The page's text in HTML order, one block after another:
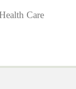
Care